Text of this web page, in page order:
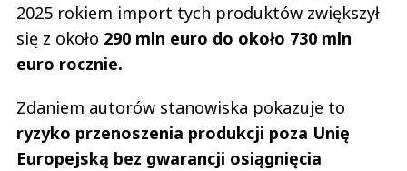
2025 rokiem import tych produktów zwiększył
się z około 290 mln euro do około 730 mln
euro rocznie.
Zdaniem autorów stanowiska pokazuje to
ryzyko przenoszenia produkcji poza Unię
Europejską bez gwarancji osiągnięcia